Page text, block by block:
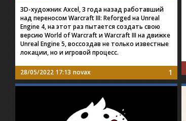
3D-художник Axcel, 3 года назад работавший
над переносом Warcraft III: Reforged на Unreal
Engine 4, на этот раз пытается создать свою
версию World of Warcraft и Warcraft III на движке
Unreal Engine 5, воссоздав не только известные
локации, но и игровой процесс.
28/05/2022 17:13 novax 1